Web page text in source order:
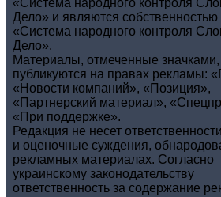
«Система народного контроля
Дело» и являются
«Система народного контроля
Дело».
Материалы, отмеченные значками,
публикуются на правах рекламы:
«Новости компаний», «Позиция»,
«Партнерский материал»,
«При поддержке».
Редакция не несет
и оценочные суждения,
рекламных материалах. Согласно
украинскому законодательству
ответственность за содержание